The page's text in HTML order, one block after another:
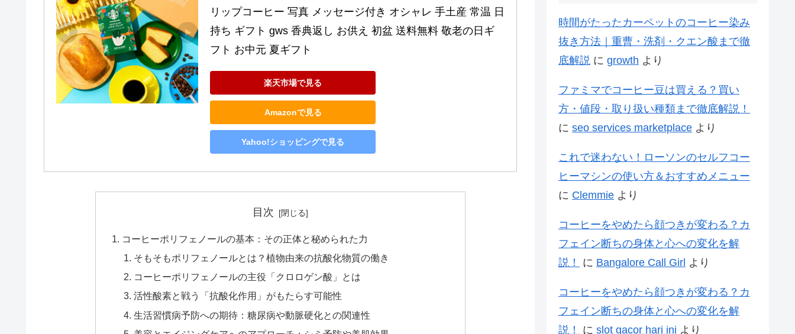
リップコーヒー 写真 メッセージ付き オシャレ 手土産 常温 日
持ち ギフト gws 香典返し お供え 初盆 送料無料 敬老の日ギ
フト お中元 夏ギフト
楽天市場で見る
Amazonで見る
Yahoo!ショッピングで見る
目次
コーヒーポリフェノールの基本：その正体と秘められた力
そもそもポリフェノールとは？植物由来の抗酸化物質の働き
コーヒーポリフェノールの主役「クロロゲン酸」とは
活性酸素と戦う「抗酸化作用」がもたらす可能性
生活習慣病予防への期待：糖尿病や動脈硬化との関連性
時間がたったカーペットのコーヒー染み
抜き方法｜重曹・洗剤・クエン酸まで徹
底解説 に growth より
ファミマでコーヒー豆は買える？買い
方・値段・取り扱い種類まで徹底解説！
に seo services marketplace より
これで迷わない！ローソンのセルフコー
ヒーマシンの使い方＆おすすめメニュー
に Clemmie より
コーヒーをやめたら顔つきが変わる？カ
フェイン断ちの身体と心への変化を解
説！
に Bangalore Call Girl より
コーヒーをやめたら顔つきが変わる？カ
フェイン断ちの身体と心への変化を解
説！
に slot gacor hari ini より